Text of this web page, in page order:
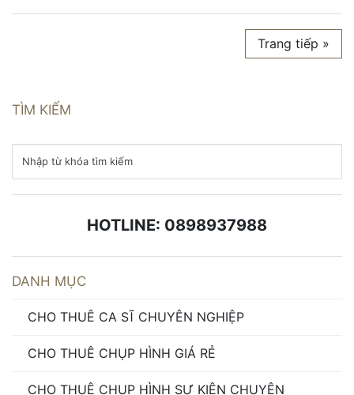
Trang tiếp »
TÌM KIẾM
HOTLINE: 0898937988
DANH MỤC
CHO THUÊ CA SĨ CHUYÊN NGHIỆP
CHO THUÊ CHỤP HÌNH GIÁ RẺ
CHO THUÊ CHỤP HÌNH SỰ KIỆN CHUYÊN